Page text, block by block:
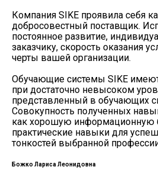
Компания SIKE проявила себя
добросовестный поставщик.
постоянное развитие,
заказчику, скорость оказания
черты вашей организации.
Обучающие системы SIKE
при достаточно невысоком
представленный в обучающих
Совокупность полученных
как хорошую информационную
практические навыки для
тонкостей выбранной
Божко Лариса Леонидовна